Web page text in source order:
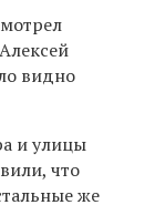
видно
и улицы
что
же